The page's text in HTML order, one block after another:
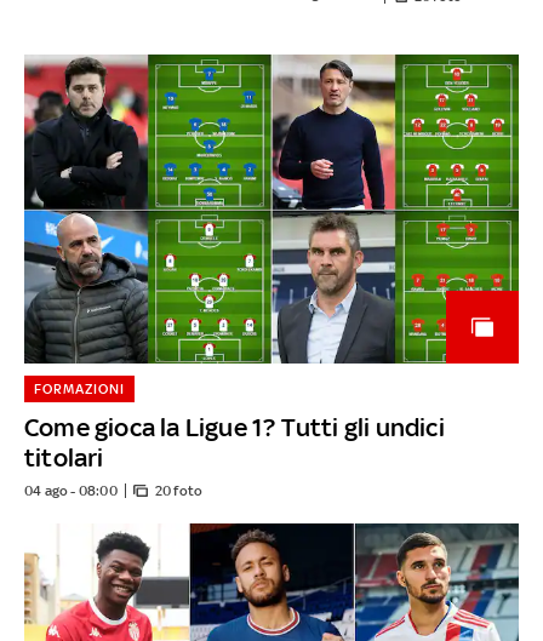
Come gioca la Ligue 1? Tutti gli undici
titolari
FORMAZIONI
04 ago - 08:00 20 foto